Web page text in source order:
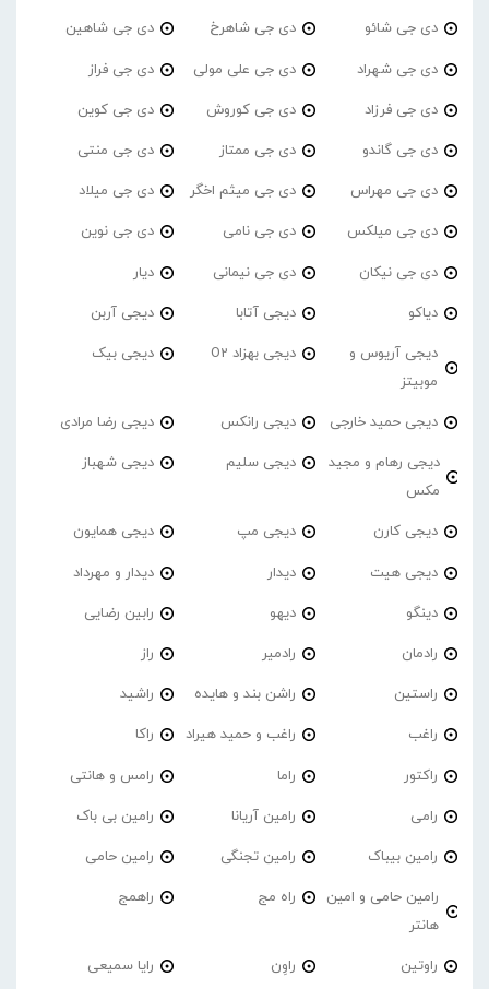
دی جی شائو دی جی شاهرخ دی جی شاهین
دی جی شهراد دی جی علی مولی دی جی فراز
دی جی فرزاد دی جی کوروش دی جی کوین
دی جی گاندو دی جی ممتاز دی جی منتی
دی جی مهراس دی جی میثم اخگر دی جی میلاد
دی جی میلکس دی جی نامی دی جی نوین
دی جی نیکان دی جی نیمانی دیار
دیاکو دیجی آتابا دیجی آربن
دیجی آریوس و
موبیتز
دیجی بهزاد O2 دیجی بیک
دیجی حمید خارجی دیجی رانکس دیجی رضا مرادی
دیجی رهام و مجید
مکس
دیجی سلیم دیجی شهباز
دیجی کارن دیجی مپ دیجی همایون
دیجی هیت دیدار دیدار و مهرداد
دینگو دیهو رابین رضایی
رادمان رادمیر راز
راستین راشن بند و هایده راشید
راغب راغب و حمید هیراد راکا
راکتور راما رامس و هانتی
رامی رامین آریانا رامین بی باک
رامین بیباک رامین تجنگی رامین حامی
رامین حامی و امین
هانتر
راه مج راهمج
راوتین راوِن رایا سمیعی